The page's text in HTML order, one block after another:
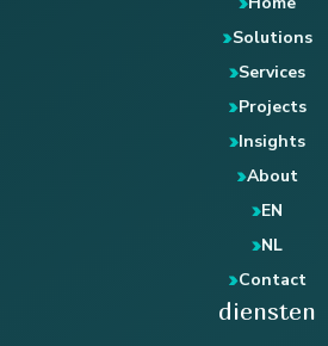
Solutions
Services
Projects
Insights
About
EN
NL
Contact
diensten